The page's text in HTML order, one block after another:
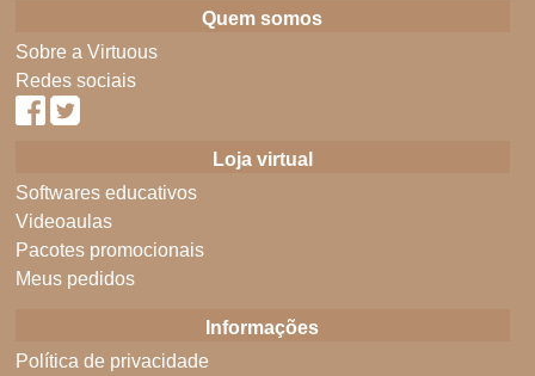
Quem somos
Sobre a Virtuous
Redes sociais
Loja virtual
Softwares educativos
Videoaulas
Pacotes promocionais
Meus pedidos
Informações
Política de privacidade